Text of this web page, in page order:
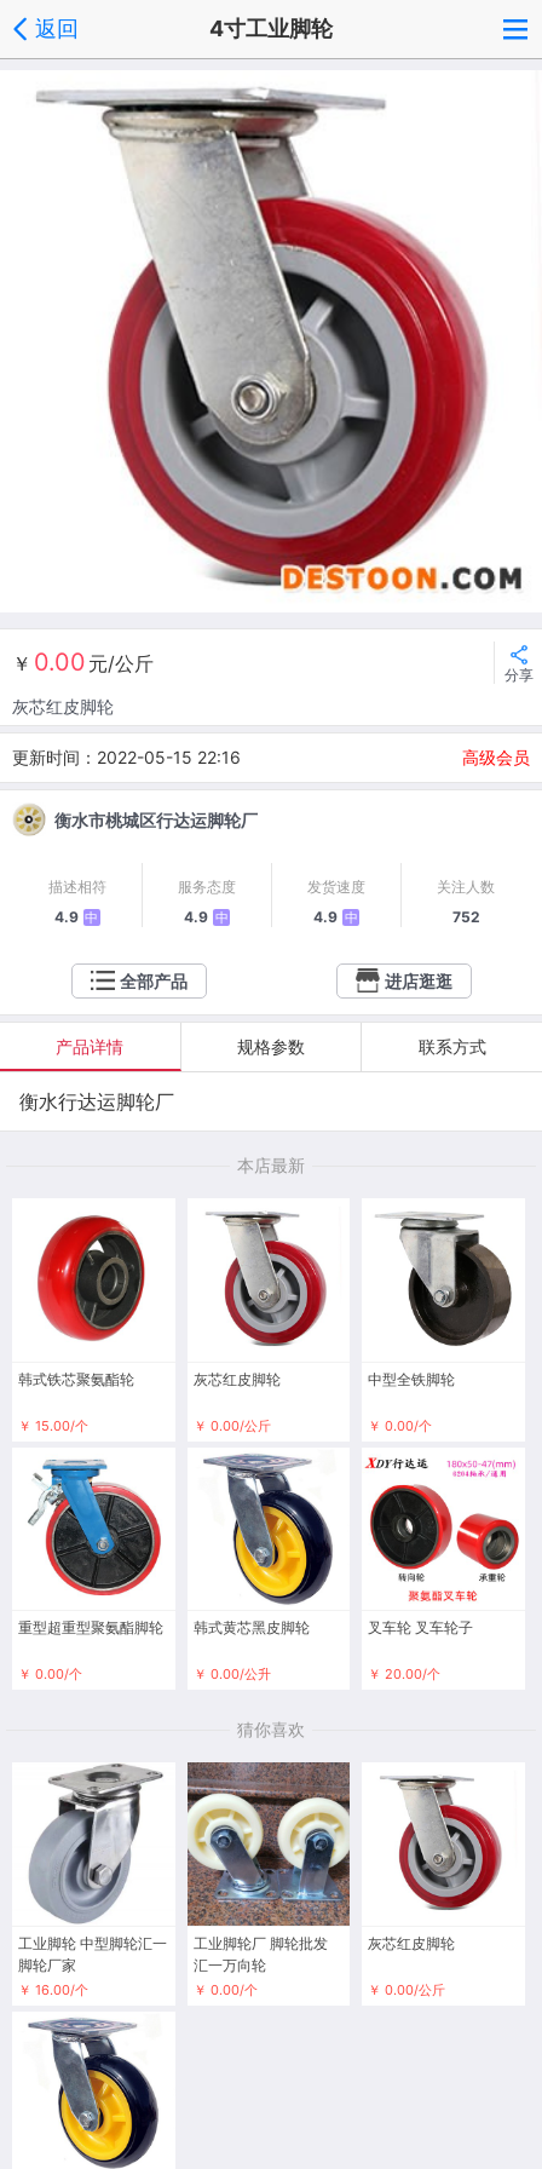
返回 4寸工业脚轮
￥ 0.00 元/公斤 分享
灰芯红皮脚轮
更新时间：2022-05-15 22:16 高级会员
衡水市桃城区行达运脚轮厂
描述相符
4.9 中
服务态度
4.9 中
发货速度
4.9 中
关注人数
752
全部产品 进店逛逛
产品详情 规格参数 联系方式
衡水行达运脚轮厂
本店最新
韩式铁芯聚氨酯轮
￥ 15.00/个
灰芯红皮脚轮
￥ 0.00/公斤
中型全铁脚轮
￥ 0.00/个
重型超重型聚氨酯脚轮
￥ 0.00/个
韩式黄芯黑皮脚轮
￥ 0.00/公升
叉车轮 叉车轮子
￥ 20.00/个
猜你喜欢
工业脚轮 中型脚轮汇一
脚轮厂家
￥ 16.00/个
工业脚轮厂 脚轮批发
汇一万向轮
￥ 0.00/个
灰芯红皮脚轮
￥ 0.00/公斤